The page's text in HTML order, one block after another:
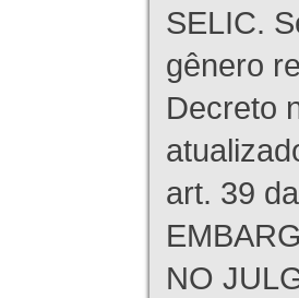
SELIC.
gênero
Decreto
art. 39
NO